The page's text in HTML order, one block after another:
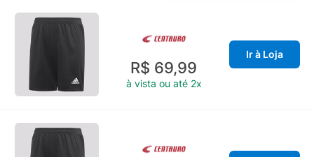
R$ 69,99
à vista ou até 2x
Ir à Loja